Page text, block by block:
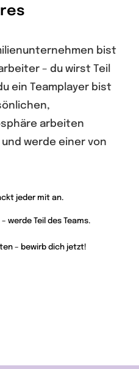
bist
– du wirst Teil
ein Teamplayer bist
arbeiten
werde einer von
jeder mit an.
werde Teil des Teams.
– bewirb dich jetzt!